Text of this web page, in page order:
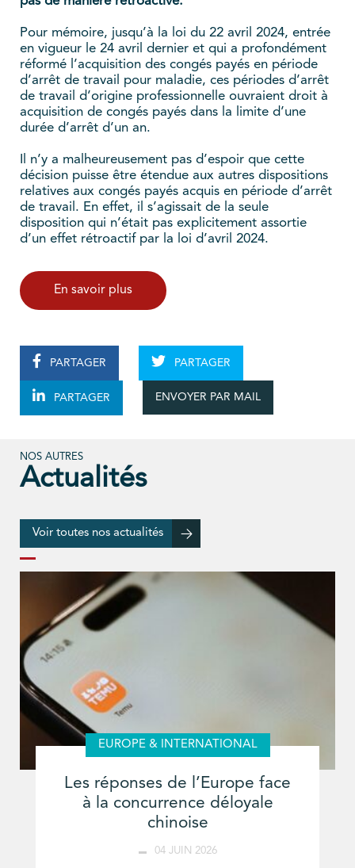
Pour mémoire, jusqu’à la loi du 22 avril 2024, entrée
en vigueur le 24 avril dernier et qui a profondément
réformé l’acquisition des congés payés en période
d’arrêt de travail pour maladie, ces périodes d’arrêt
de travail d’origine professionnelle ouvraient droit à
acquisition de congés payés dans la limite d’une
durée d’arrêt d’un an.
Il n’y a malheureusement pas d’espoir que cette
décision puisse être étendue aux autres dispositions
relatives aux congés payés acquis en période d’arrêt
de travail. En effet, il s’agissait de la seule
disposition qui n’était pas explicitement assortie
d’un effet rétroactif par la loi d’avril 2024.
En savoir plus
PARTAGER PARTAGER
PARTAGER ENVOYER PAR MAIL
NOS AUTRES
Actualités
Voir toutes nos actualités
EUROPE & INTERNATIONAL
Les réponses de l’Europe face
à la concurrence déloyale
chinoise
04 JUIN 2026